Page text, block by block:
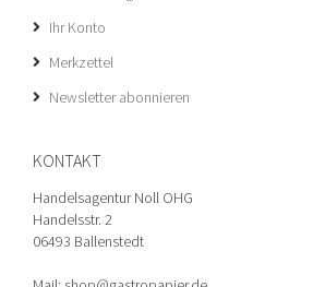
Ihr Konto
Merkzettel
Newsletter abonnieren
KONTAKT
Handelsagentur Noll OHG
Handelsstr. 2
06493 Ballenstedt